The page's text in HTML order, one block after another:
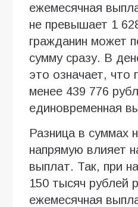
ежемесячная
не превышает 1
гражданин может
сумму сразу. В
это означает, что
менее 439 776
единовременная
Разница в суммах
напрямую влияет
выплат. Так, при
150 тысяч рублей
ежемесячная